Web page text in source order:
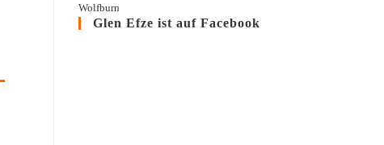
Wolfburn
Glen Efze ist auf Facebook